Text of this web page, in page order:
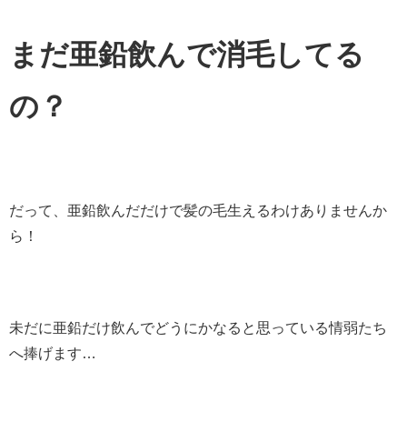
まだ亜鉛飲んで消毛してる
の？
だって、亜鉛飲んだだけで髪の毛生えるわけありませんか
ら！
未だに亜鉛だけ飲んでどうにかなると思っている情弱たち
へ捧げます…